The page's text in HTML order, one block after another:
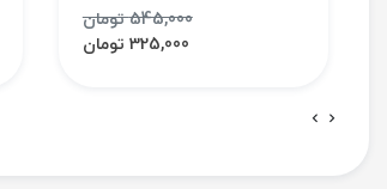
545,000 تومان
325,000 تومان